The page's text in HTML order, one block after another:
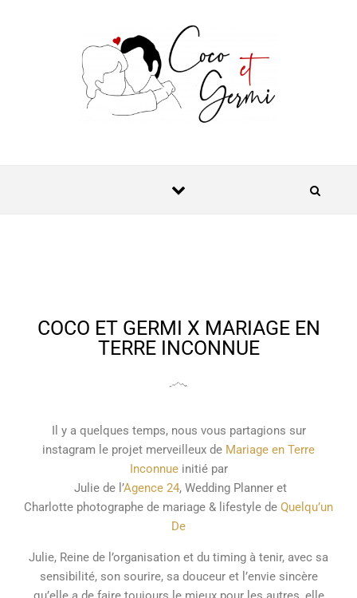
COCO ET GERMI X MARIAGE EN
TERRE INCONNUE
Il y a quelques temps, nous vous partagions sur
instagram le projet merveilleux de Mariage en Terre
Inconnueinitié par
Julie de l’Agence 24, Wedding Planner et
Charlotte photographe de mariage & lifestyle de Quelqu’un
De
Julie, Reine de l’organisation et du timing à tenir, avec sa
sensibilité, son sourire, sa douceur et l’envie sincère